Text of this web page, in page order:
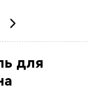
для